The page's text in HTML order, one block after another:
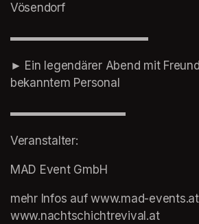
Vösendorf
▬▬▬▬▬▬▬▬▬▬▬▬
► Ein legendärer Abend mit
bekanntem Personal
▬▬▬▬▬▬▬▬▬▬
Veranstalter:
MAD Event GmbH
mehr Infos auf www.mad-
www.nachtschichtrevival.at